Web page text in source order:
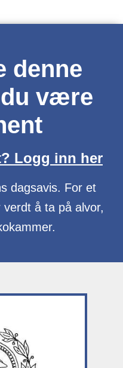
denne
være
Logg inn her
dagsavis. For et
å ta på alvor,